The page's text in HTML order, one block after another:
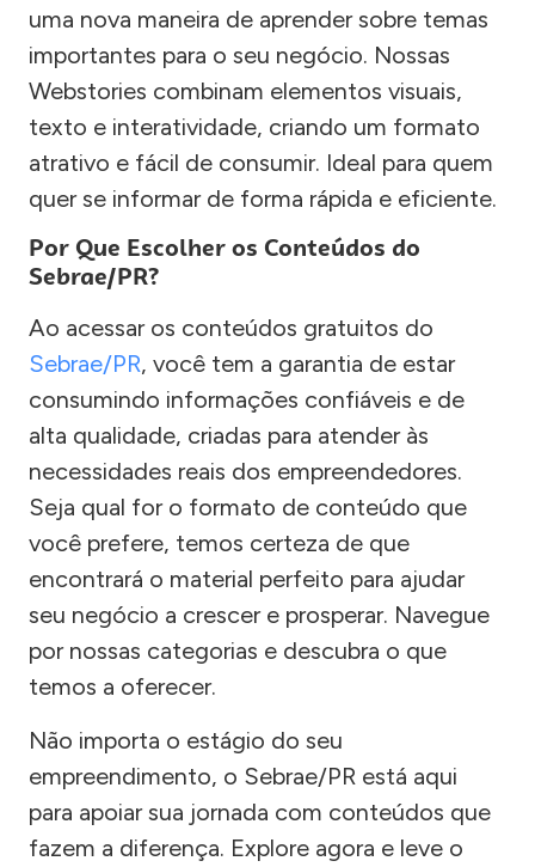
uma nova maneira de aprender sobre temas
importantes para o seu negócio. Nossas
Webstories combinam elementos visuais,
texto e interatividade, criando um formato
atrativo e fácil de consumir. Ideal para quem
quer se informar de forma rápida e eficiente.
Por Que Escolher os Conteúdos do
Sebrae/PR?
Ao acessar os conteúdos gratuitos do
Sebrae/PR, você tem a garantia de estar
consumindo informações confiáveis e de
alta qualidade, criadas para atender às
necessidades reais dos empreendedores.
Seja qual for o formato de conteúdo que
você prefere, temos certeza de que
encontrará o material perfeito para ajudar
seu negócio a crescer e prosperar. Navegue
por nossas categorias e descubra o que
temos a oferecer.
Não importa o estágio do seu
empreendimento, o Sebrae/PR está aqui
para apoiar sua jornada com conteúdos que
fazem a diferença. Explore agora e leve o